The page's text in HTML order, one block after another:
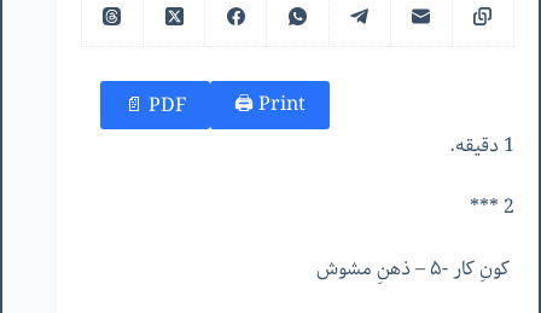
Print 🖨
PDF 📄
1 دقیقه.
2 ***
کونِ کار -۵ – ذهنِ مشوش